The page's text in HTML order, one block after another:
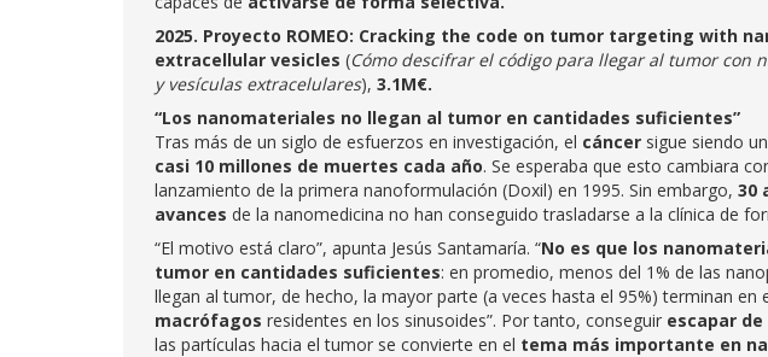
2025. Proyecto ROMEO: Cracking the code on tumor targeting with
extracellular vesicles (Cómo descifrar el código para llegar al tumor con
y vesículas extracelulares), 3.1M€.
“Los nanomateriales no llegan al tumor en cantidades suficientes”
Tras más de un siglo de esfuerzos en investigación, el cáncer sigue siendo
casi 10 millones de muertes cada año. Se esperaba que esto cambiara
lanzamiento de la primera nanoformulación (Doxil) en 1995. Sin embargo, 30
avances de la nanomedicina no han conseguido trasladarse a la clínica de
“El motivo está claro”, apunta Jesús Santamaría. “No es que los
tumor en cantidades suficientes: en promedio, menos del 1% de las
llegan al tumor, de hecho, la mayor parte (a veces hasta el 95%) terminan en
macrófagos residentes en los sinusoides”. Por tanto, conseguir escapar
las partículas hacia el tumor se convierte en el tema más importante en